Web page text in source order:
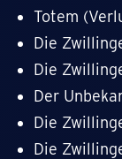
Totem
Die
Die
Der
Die
Die